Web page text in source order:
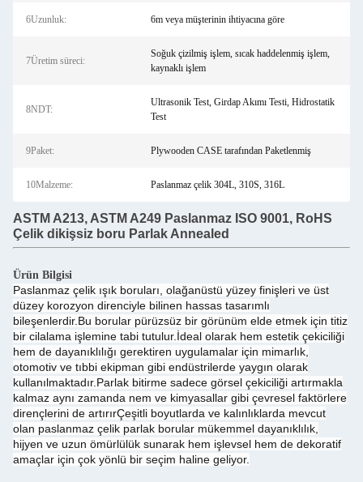
6Uzunluk: 6m veya müşterinin ihtiyacına göre
7Üretim süreci:
Soğuk çizilmiş işlem, sıcak haddelenmiş işlem,
kaynaklı işlem
8NDT:
Ultrasonik Test, Girdap Akımı Testi, Hidrostatik
Test
9Paket: Plywooden CASE tarafından Paketlenmiş
10Malzeme: Paslanmaz çelik 304L, 310S, 316L
ASTM A213, ASTM A249 Paslanmaz ISO 9001, RoHS
Çelik dikişsiz boru Parlak Annealed
Ürün Bilgisi
Paslanmaz çelik ışık boruları, olağanüstü yüzey finişleri ve üst
düzey korozyon direnciyle bilinen hassas tasarımlı
bileşenlerdir.Bu borular pürüzsüz bir görünüm elde etmek için titiz
bir cilalama işlemine tabi tutulur.İdeal olarak hem estetik çekiciliği
hem de dayanıklılığı gerektiren uygulamalar için mimarlık,
otomotiv ve tıbbi ekipman gibi endüstrilerde yaygın olarak
kullanılmaktadır.Parlak bitirme sadece görsel çekiciliği artırmakla
kalmaz aynı zamanda nem ve kimyasallar gibi çevresel faktörlere
dirençlerini de artırırÇeşitli boyutlarda ve kalınlıklarda mevcut
olan paslanmaz çelik parlak borular mükemmel dayanıklılık,
hijyen ve uzun ömürlülük sunarak hem işlevsel hem de dekoratif
amaçlar için çok yönlü bir seçim haline geliyor.